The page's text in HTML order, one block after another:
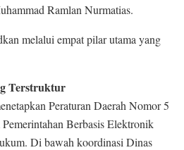
Ramlan Nurmatias.
melalui empat pilar utama yang
Terstruktur
Peraturan Daerah Nomor 5
Berbasis Elektronik
Di bawah koordinasi Dinas